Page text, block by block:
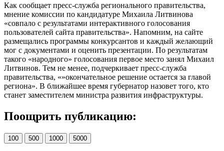
Как сообщает пресс-служба регионального правительства,
мнение комиссии по кандидатуре Михаила Литвинова
«совпало с результатами интерактивного голосования
пользователей сайта правительства». Напомним, на сайте
размещались программы конкурсантов и каждый желающий
мог с документами и оценить презентации. По результатам
такого «народного» голосования первое место занял Михаил
Литвинов. Тем не менее, подчеркивает пресс-служба
правительства, «»окончательное решение остается за главой
региона». В ближайшее время губернатор назовет того, кто
станет заместителем министра развития инфраструктуры.
Поощрить публикацию:
100 500 1000 5000